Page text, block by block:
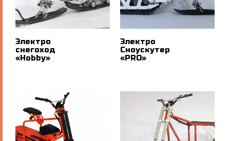
Электро
снегоход
«Hobby»
Электро
Сноускутер
«PRO»